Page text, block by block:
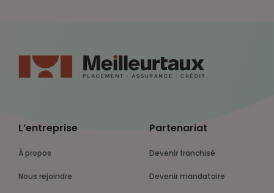
L’entreprise
À propos
Nous rejoindre
Partenariat
Devenir franchisé
Devenir mandataire